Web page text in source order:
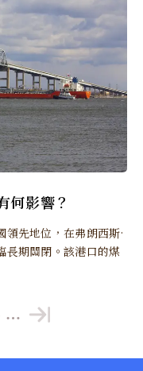
何影響？
先地位，在弗朗西斯·
長期關閉。該港口的煤
…